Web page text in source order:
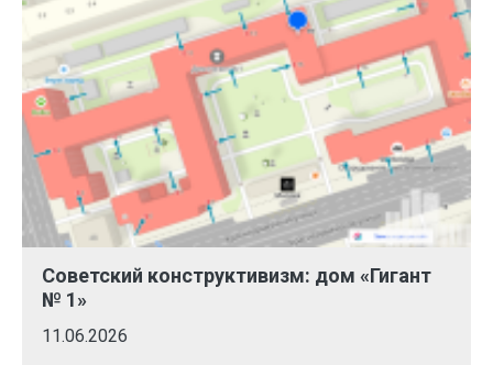
Советский конструктивизм: дом «Гигант
№ 1»
11.06.2026